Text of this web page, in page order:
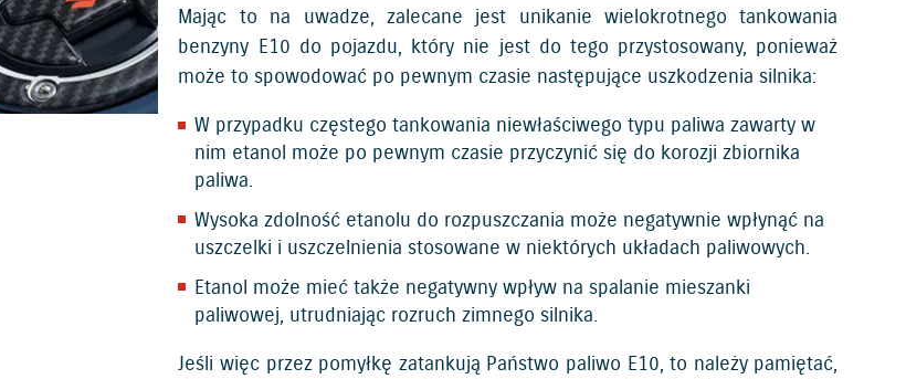
Mając to na uwadze, zalecane jest unikanie wielokrotnego tankowania
benzyny E10 do pojazdu, który nie jest do tego przystosowany, ponieważ
może to spowodować po pewnym czasie następujące uszkodzenia silnika:
W przypadku częstego tankowania niewłaściwego typu paliwa zawarty w
nim etanol może po pewnym czasie przyczynić się do korozji zbiornika
paliwa.
Wysoka zdolność etanolu do rozpuszczania może negatywnie wpłynąć na
uszczelki i uszczelnienia stosowane w niektórych układach paliwowych.
Etanol może mieć także negatywny wpływ na spalanie mieszanki
paliwowej, utrudniając rozruch zimnego silnika.
Jeśli więc przez pomyłkę zatankują Państwo paliwo E10, to należy pamiętać,